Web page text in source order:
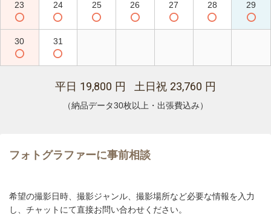
23 24 25 26 27 28 29
30 31
平日 19,800 円 土日祝 23,760 円
（納品データ30枚以上・出張費込み）
フォトグラファーに事前相談
希望の撮影日時、撮影ジャンル、撮影場所など必要な情報を入力
し、チャットにて直接お問い合わせください。